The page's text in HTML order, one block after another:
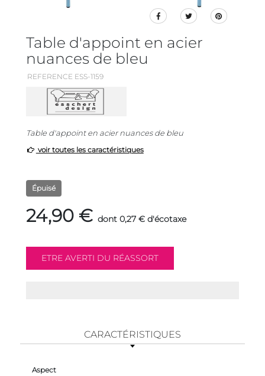
Table d'appoint en acier
nuances de bleu
REFERENCE ESS-1159
Table d'appoint en acier nuances de bleu
voir toutes les caractéristiques
Épuisé
24,90 € dont 0,27 € d'écotaxe
CARACTÉRISTIQUES
Aspect